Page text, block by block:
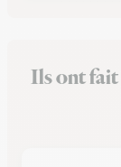
Ils ont fait